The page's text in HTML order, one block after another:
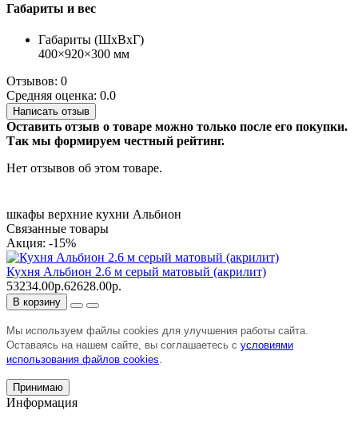
Габариты и вес
Габариты (ШхВхГ)
400×920×300 мм
Отзывов: 0
Средняя оценка: 0.0
Написать отзыв
Оставить отзыв о товаре можно только после его покупки.
Так мы формируем честный рейтинг.
Нет отзывов об этом товаре.
шкафы верхние кухни Альбион
Связанные товары
Акция: -15%
Кухня Альбион 2.6 м серый матовый (акрилит)
53234.00р.62628.00р.
В корзину
Мы используем файлы cookies для улучшения работы сайта.
Оставаясь на нашем сайте, вы соглашаетесь с условиями
использования файлов cookies.
Принимаю
Информация